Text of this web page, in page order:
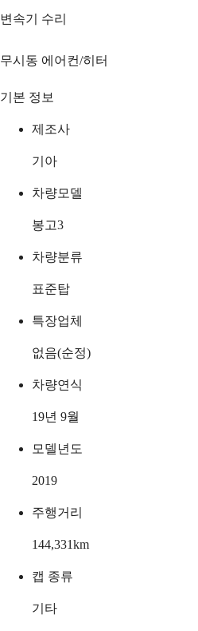
변속기 수리
무시동 에어컨/히터
기본 정보
제조사
기아
차량모델
봉고3
차량분류
표준탑
특장업체
없음(순정)
차량연식
19년 9월
모델년도
2019
주행거리
144,331km
캡 종류
기타